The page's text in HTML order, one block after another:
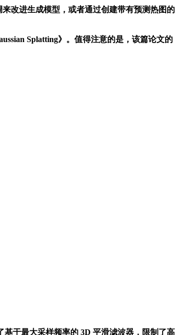
改进生成模型，或者通过创建带有预测热图的
Splatting》。值得注意的是，该篇论文的
于最大采样频率的 3D 平滑滤波器，限制了高